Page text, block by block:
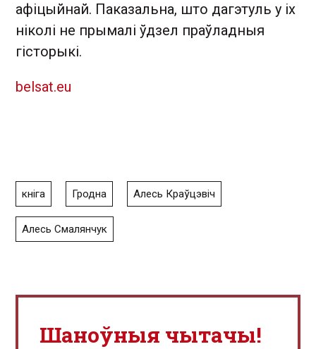
афіцыйнай. Паказальна, што дагэтуль у іх
ніколі не прымалі ўдзел праўладныя
гісторыкі.
belsat.eu
кніга Гродна Алесь Краўцэвіч
Алесь Смалянчук
Шаноўныя чытачы!